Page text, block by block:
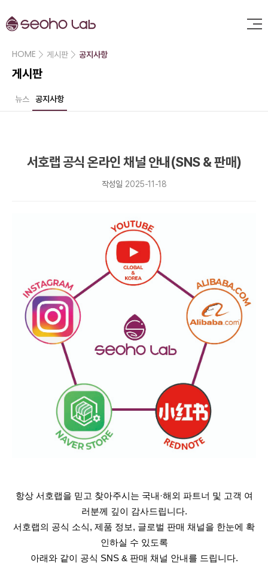
HOME 게시판 공지사항
게시판
뉴스 공지사항
서호랩 공식 온라인 채널 안내(SNS & 판매)
작성일 2025-11-18
항상 서호랩을 믿고 찾아주시는 국내·해외 파트너 및 고객 여
러분께 깊이 감사드립니다.
서호랩의 공식 소식, 제품 정보, 글로벌 판매 채널을 한눈에 확
인하실 수 있도록
아래와 같이 공식 SNS & 판매 채널 안내를 드립니다.